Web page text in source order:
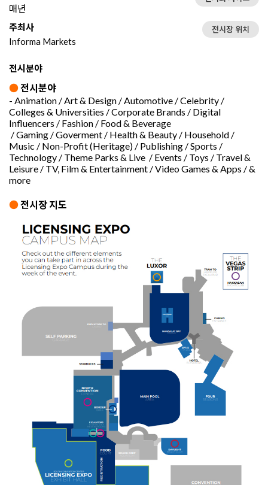
매년
주최사
Informa Markets
전시장 위치
전시분야
●전시분야
- Animation / Art & Design / Automotive / Celebrity /
Colleges & Universities / Corporate Brands / Digital
Influencers / Fashion / Food & Beverage
/ Gaming / Goverment / Health & Beauty / Household /
Music / Non-Profit (Heritage) / Publishing / Sports /
Technology / Theme Parks & Live / Events / Toys / Travel &
Leisure / TV, Film & Entertainment / Video Games & Apps / &
more
●전시장 지도